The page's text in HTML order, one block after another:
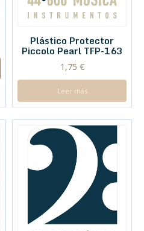
Plástico Protector
Piccolo Pearl TFP-163
1,75 €
Leer más